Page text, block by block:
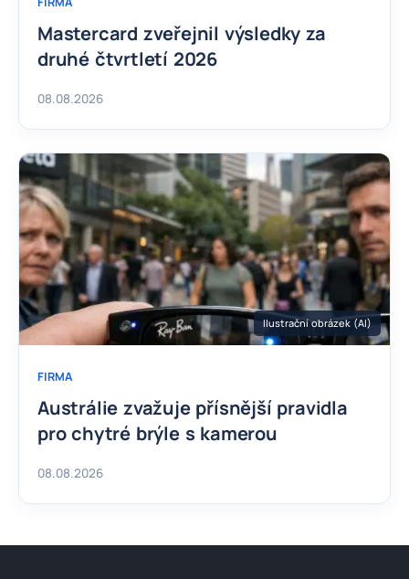
Mastercard zveřejnil výsledky za
druhé čtvrtletí 2026
08.08.2026
Ilustrační obrázek (AI)
FIRMA
Austrálie zvažuje přísnější pravidla
pro chytré brýle s kamerou
08.08.2026